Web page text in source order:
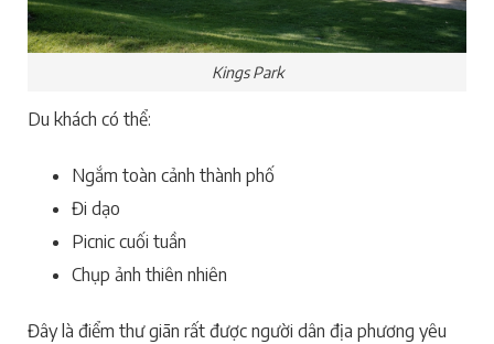
Kings Park
Du khách có thể:
Ngắm toàn cảnh thành phố
Đi dạo
Picnic cuối tuần
Chụp ảnh thiên nhiên
Đây là điểm thư giãn rất được người dân địa phương yêu